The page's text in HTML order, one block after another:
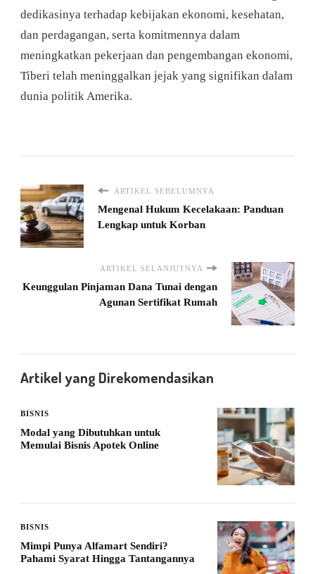
dedikasinya terhadap kebijakan ekonomi, kesehatan,
dan perdagangan, serta komitmennya dalam
meningkatkan pekerjaan dan pengembangan ekonomi,
Tiberi telah meninggalkan jejak yang signifikan dalam
dunia politik Amerika.
ARTIKEL SEBELUMNYA
Mengenal Hukum Kecelakaan: Panduan
Lengkap untuk Korban
ARTIKEL SELANJUTNYA
Keunggulan Pinjaman Dana Tunai dengan
Agunan Sertifikat Rumah
Artikel yang Direkomendasikan
BISNIS
Modal yang Dibutuhkan untuk
Memulai Bisnis Apotek Online
BISNIS
Mimpi Punya Alfamart Sendiri?
Pahami Syarat Hingga Tantangannya